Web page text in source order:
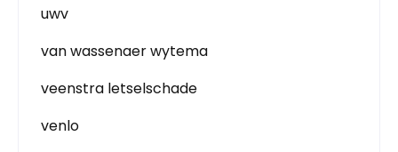
uwv
van wassenaer wytema
veenstra letselschade
venlo